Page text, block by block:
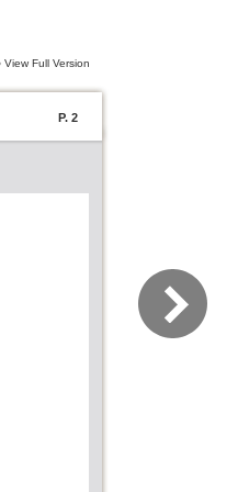
View Full Version
P. 2